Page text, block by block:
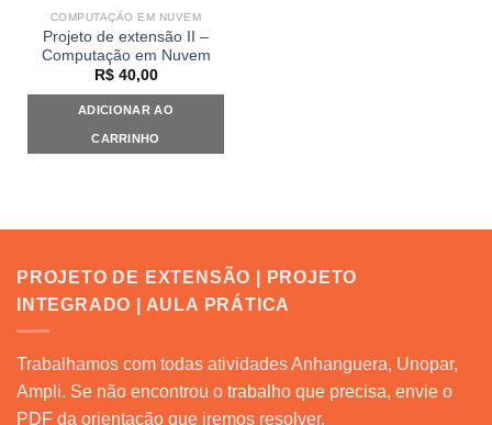
COMPUTAÇÃO EM NUVEM
Projeto de extensão II –
Computação em Nuvem
R$40,00
ADICIONAR AO
CARRINHO
PROJETO DE EXTENSÃO | PROJETO
INTEGRADO | AULA PRÁTICA
Trabalhamos com todas atividades Anhanguera, Unopar,
Ampli. Se não encontrou o trabalho que precisa, envie o
PDF da orientação que iremos resolver.